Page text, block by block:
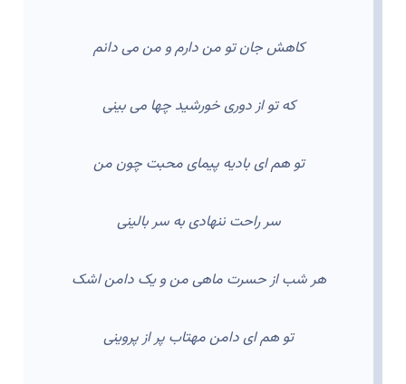
کاهش جان تو من دارم و من می دانم
که تو از دوری خورشید چها می بینی
تو هم ای بادیه پیمای محبت چون من
سر راحت ننهادی به سر بالینی
هر شب از حسرت ماهی من و یک دامن اشک
تو هم ای دامن مهتاب پر از پروینی